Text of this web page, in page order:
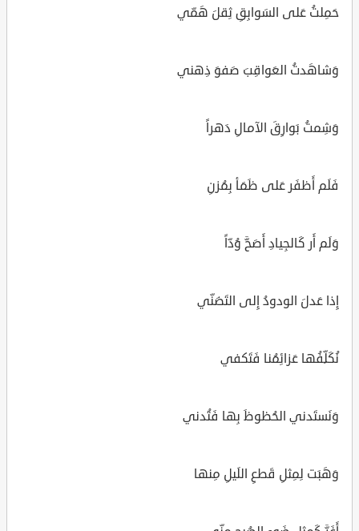
حَمِلتُ عَلى السَوابِقِ ثِقلَ هَمّي
وَشاهَدتُ العَواقِبَ صَفوَ ذِهني
وَشِمتُ بَوارِقَ الآمالِ دَهراً
فَلَم أَظفَر عَلى ظَمَأ بِمُزنِ
وَلَم أَر كَالجِيادِ أَصَحَّ وُدّاً
إِذا عَدلَ الودودُ إِلى التَضَنّي
نُكَلِّفُها عَزائِمُنا فَتَكفي
وَنَستَدني الحُظوظَ بِها فَتُدني
وَهَبَت لِمِثلِ قَطعِ اللَيلِ مِنها